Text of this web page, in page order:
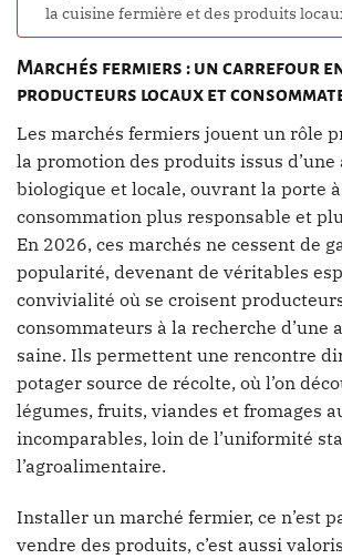
la cuisine fermière et des produits
Marchés fermiers : un carrefour
producteurs locaux et
Les marchés fermiers jouent un rôle
la promotion des produits issus
biologique et locale, ouvrant la porte
consommation plus responsable et
En 2026, ces marchés ne cessent de
popularité, devenant de véritables
convivialité où se croisent
consommateurs à la recherche d’une
saine. Ils permettent une rencontre
potager source de récolte, où l’on
légumes, fruits, viandes et fromages
incomparables, loin de l’uniformité
l’agroalimentaire.
Installer un marché fermier, ce n’est
vendre des produits, c’est aussi